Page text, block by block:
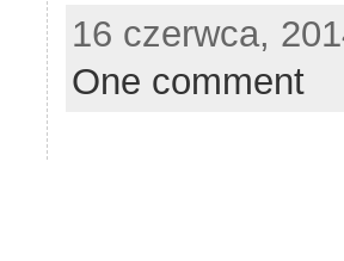
16 czerwca,
One comment